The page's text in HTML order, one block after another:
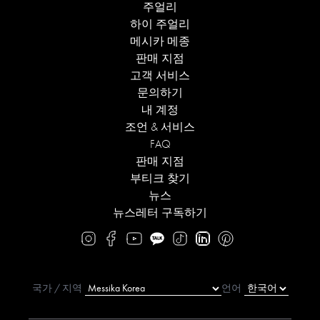
주얼리
하이 주얼리
메시카 메종
판매 지점
고객 서비스
문의하기
내 계정
조언 & 서비스
FAQ
판매 지점
부티크 찾기
뉴스
뉴스레터 구독하기
국가 / 지역 언어